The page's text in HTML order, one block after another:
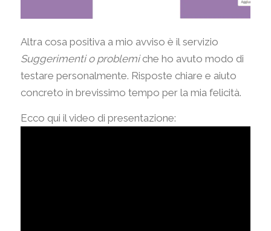
Altra cosa positiva a mio avviso è il servizio
Suggerimenti o problemiche ho avuto modo di
testare personalmente. Risposte chiare e aiuto
concreto in brevissimo tempo per la mia felicità.
Ecco qui il video di presentazione: